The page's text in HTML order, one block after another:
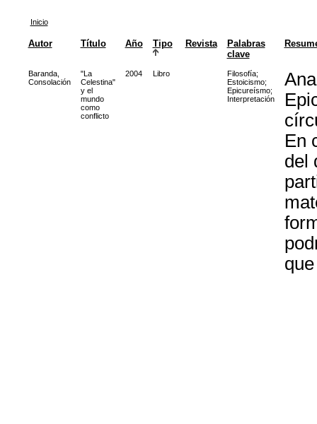
Inicio
Autor Título Año Tipo Revista
Palabras
clave
Baranda,
Consolación
"La
Celestina"
y el
mundo
como
conflicto
2004 Libro Filosofía;
Estoicismo;
Epicureísmo;
Interpretación
En
del